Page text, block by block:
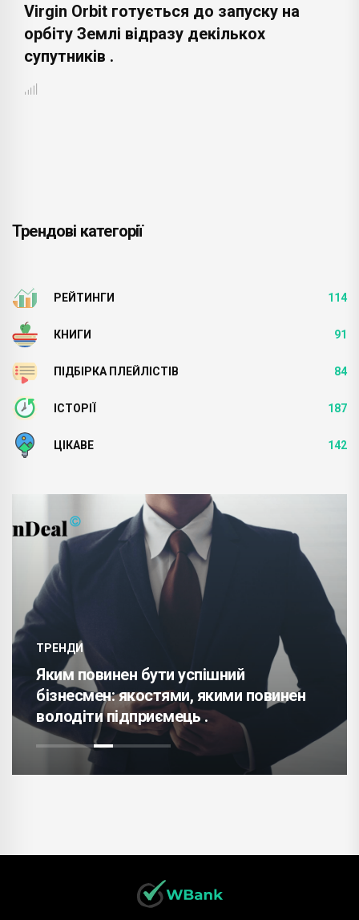
Екс-глава Twitter оголосив про запуск
юридичного фонду допомоги
розробникам Bitcoin .
Трендові категорії
РЕЙТИНГИ 114
КНИГИ 91
ПІДБІРКА ПЛЕЙЛІСТІВ 84
ІСТОРІЇ 187
ЦІКАВЕ 142
ТРЕНДИ
Яким повинен бути успішний
бізнесмен: якостями, якими повинен
володіти підприємець .